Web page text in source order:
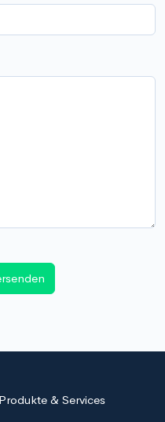
Produkte & Services